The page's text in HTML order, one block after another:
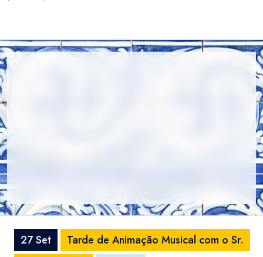
27 Set
Tarde de Animação Musical com o Sr.